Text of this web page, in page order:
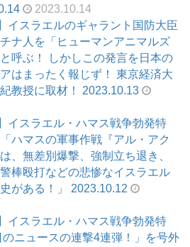
2023.10.14
イスラエルのギャラント国防大臣
ナ人を「ヒューマンアニマルズ
と呼ぶ！ しかしこの発言を日本の
はまったく報じず！ 東京経済大
教授に取材！ 2023.10.13
イスラエル・ハマス戦争勃発特
ハマスの軍事作戦『アル・アク
、無差別爆撃、強制立ち退き、
棒殴打などの悲惨なイスラエル
がある！」 2023.10.12
イスラエル・ハマス戦争勃発特
ニュースの連撃4連弾！」を号外